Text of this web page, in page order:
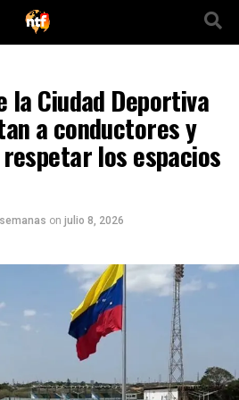
la Ciudad Deportiva
a conductores y
los espacios
on julio 8, 2026